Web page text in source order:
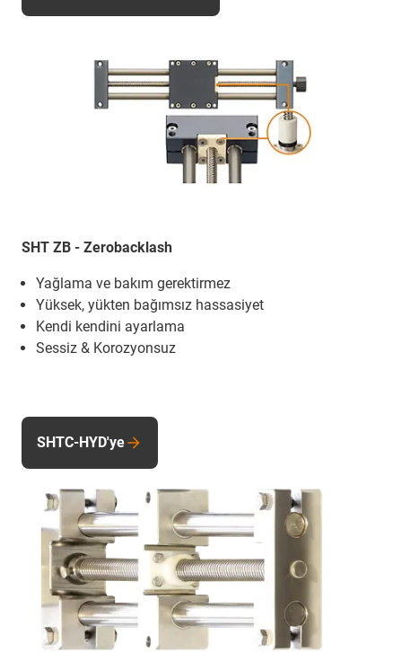
SHT ZB - Zerobacklash
Yağlama ve bakım gerektirmez
Yüksek, yükten bağımsız hassasiyet
Kendi kendini ayarlama
Sessiz & Korozyonsuz
SHTC-HYD'ye